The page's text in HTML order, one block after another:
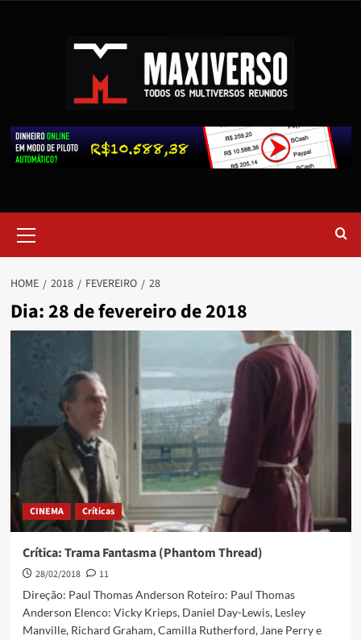
HOME 2018 FEVEREIRO 28
Dia:28 de fevereiro de 2018
CINEMA Críticas
Crítica: Trama Fantasma (Phantom Thread)
28/02/2018
11
Direção: Paul Thomas Anderson Roteiro: Paul Thomas
Anderson Elenco: Vicky Krieps, Daniel Day-Lewis, Lesley
Manville, Richard Graham, Camilla Rutherford, Jane Perry e